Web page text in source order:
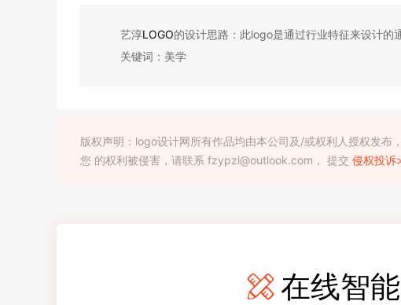
艺淳LOGO的设计思路：此logo是通过行业特征来设计的
关键词：美学
版权声明：logo设计网所有作品均由本公司及/或权利人授权发
您 的权利被侵害，请联系 fzypzl@outlook.com， 提交 侵权投诉
在线智